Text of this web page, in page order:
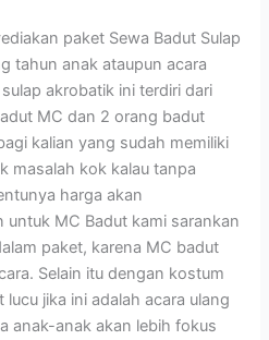
paket Sewa Badut Sulap
tahun anak ataupun acara
akrobatik ini terdiri dari
MC dan 2 orang badut
kalian yang sudah memiliki
masalah kok kalau tanpa
harga akan
untuk MC Badut kami sarankan
paket, karena MC badut
Selain itu dengan kostum
jika ini adalah acara ulang
anak-anak akan lebih fokus